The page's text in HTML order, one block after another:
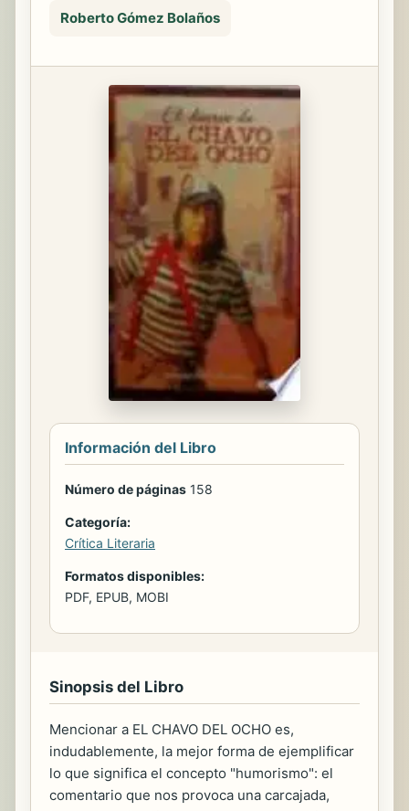
Roberto Gómez Bolaños
Información del Libro
Número de páginas 158
Categoría:
Crítica Literaria
Formatos disponibles:
PDF, EPUB, MOBI
Sinopsis del Libro
Mencionar a EL CHAVO DEL OCHO es,
indudablemente, la mejor forma de ejemplificar
lo que significa el concepto "humorismo": el
comentario que nos provoca una carcajada,